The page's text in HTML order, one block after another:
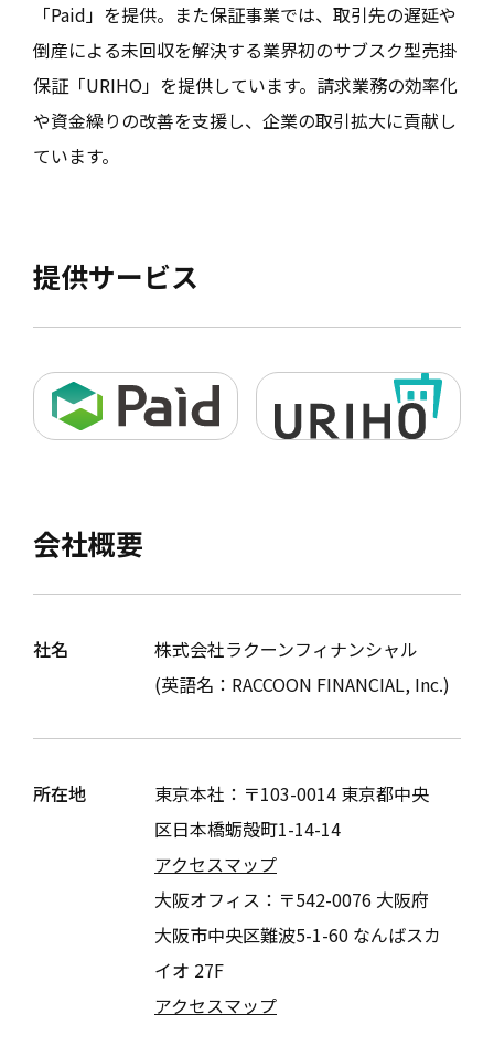
「Paid」を提供。また保証事業では、取引先の遅延や
倒産による未回収を解決する業界初のサブスク型売掛
保証「URIHO」を提供しています。請求業務の効率化
や資金繰りの改善を支援し、企業の取引拡大に貢献し
ています。
提供サービス
会社概要
社名
株式会社ラクーンフィナンシャル
(英語名：RACCOON FINANCIAL, Inc.)
所在地 東京本社：〒103-0014 東京都中央
区日本橋蛎殻町1-14-14
アクセスマップ
大阪オフィス：〒542-0076 大阪府
大阪市中央区難波5-1-60 なんばスカ
イオ 27F
アクセスマップ